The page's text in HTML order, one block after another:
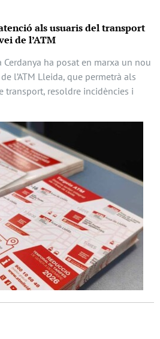
als usuaris del transport
de l’ATM
ha posat en marxa un nou
l’ATM Lleida, que permetrà als
transport, resoldre incidències i